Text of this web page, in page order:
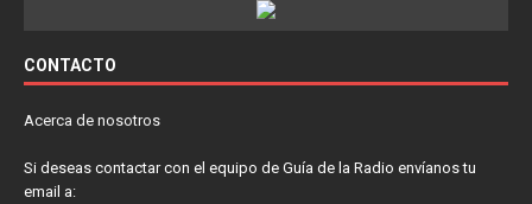
CONTACTO
Acerca de nosotros
Si deseas contactar con el equipo de Guía de la Radio envíanos tu
email a: